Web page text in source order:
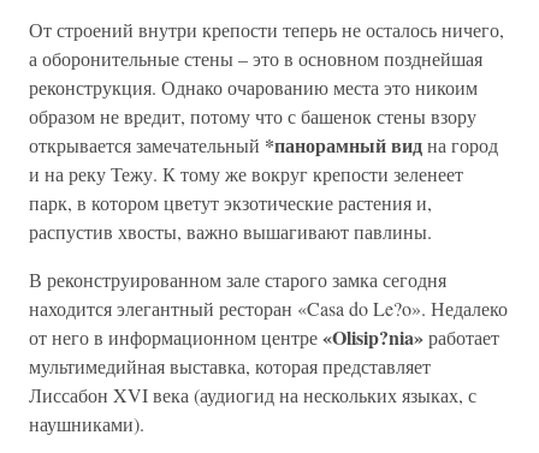
От строений внутри крепости теперь не осталось ничего,
а оборонительные стены – это в основном позднейшая
реконструкция. Однако очарованию места это никоим
образом не вредит, потому что с башенок стены взору
открывается замечательный *панорамный видна город
и на реку Тежу. К тому же вокруг крепости зеленеет
парк, в котором цветут экзотические растения и,
распустив хвосты, важно вышагивают павлины.
В реконструированном зале старого замка сегодня
находится элегантный ресторан «Casa do Le?o». Недалеко
от него в информационном центре«Olisip?nia»работает
мультимедийная выставка, которая представляет
Лиссабон XVI века (аудиогид на нескольких языках, с
наушниками).